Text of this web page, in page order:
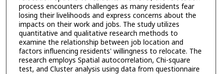
process encounters challenges as many residents fear
losing their livelihoods and express concerns about the
impacts on their work and jobs. The study utilizes
quantitative and qualitative research methods to
examine the relationship between job location and
factors influencing residents' willingness to relocate. The
research employs Spatial autocorrelation, Chi-square
test, and Cluster analysis using data from questionnaire